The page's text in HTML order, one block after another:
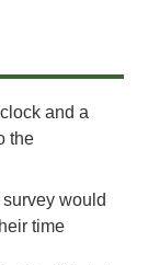
and a
the
would
time